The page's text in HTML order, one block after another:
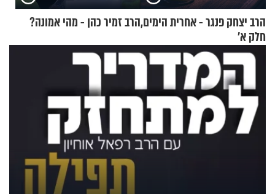
הרב יצחק פנגר - אחרית הימים,
חלק א’
הרב זמיר כהן - מהי אמונה?